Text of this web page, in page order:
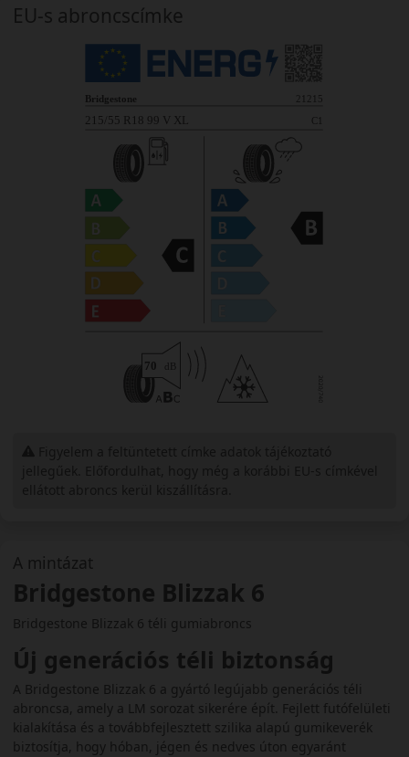
A mintázat
Bridgestone Blizzak 6
Bridgestone Blizzak 6 téli gumiabroncs
Új generációs téli biztonság
A Bridgestone Blizzak 6 a gyártó legújabb generációs téli
abroncsa, amely a LM sorozat sikerére épít. Fejlett futófelületi
kialakítása és a továbbfejlesztett szilika alapú gumikeverék
biztosítja, hogy hóban, jégen és nedves úton egyaránt
EU-s abroncscímke